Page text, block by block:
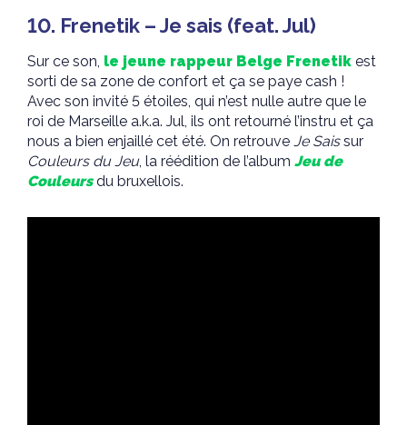
10. Frenetik – Je sais (feat. Jul)
Sur ce son, le jeune rappeur Belge Frenetik est
sorti de sa zone de confort et ça se paye cash !
Avec son invité 5 étoiles, qui n’est nulle autre que le
roi de Marseille a.k.a. Jul, ils ont retourné l’instru et ça
nous a bien enjaillé cet été. On retrouve Je Saissur
Couleurs du Jeu, la réédition de l’album Jeu de
Couleurs du bruxellois.